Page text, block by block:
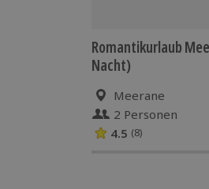
Romantikurlaub
Nacht)
Meerane
2 Personen
4.5 (8)